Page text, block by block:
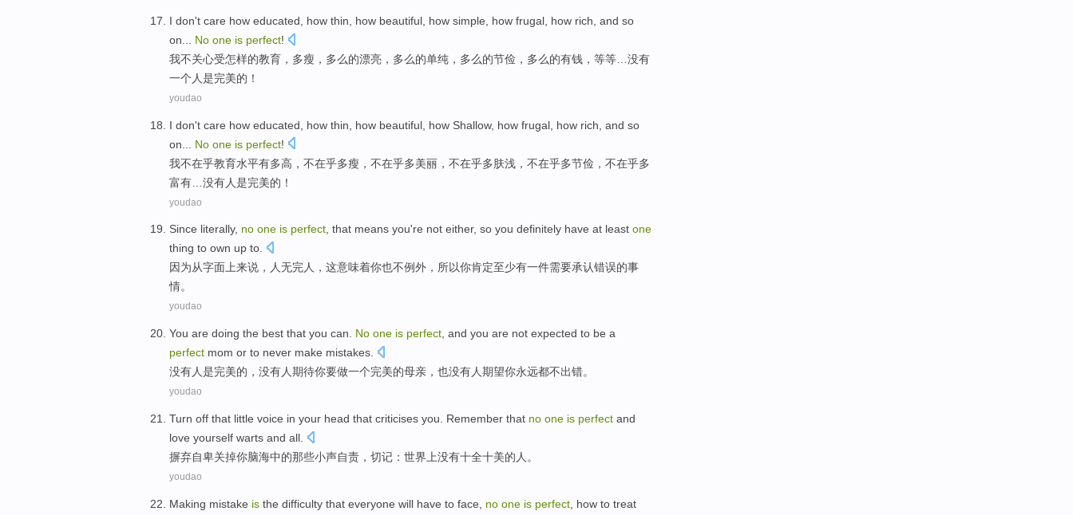
I don't care how educated how thin how beautiful , how simple , how frugal , how rich , and so
on
No one is perfect!
我不关心受怎样的教育 ， 多瘦 ， 多么的漂亮 ，多么的单纯 ，多么的节俭 ，多么的有钱 ， 等等
没有
一个人是完美的 ！
youdao
I don't care how educated how thin how beautiful , how Shallow, how frugal , how rich , and so
on... No one is perfect!
我不在乎教育水平有多高，不在乎多瘦 ，不在乎多美丽 ，不在乎多肤浅 ，不在乎多节俭 ，不在乎多
富有 …没有人是完美的！
youdao
Since literally, no one is perfect, that means you're not either, so you definitely have at least one
thing to own up to.
因为从字面上来说 ， 人无完人 ， 这意味着你也不例外 ， 所以你肯定至少有一件需要承认错误的事
情。
youdao
You are doing the best that you can. No one is perfect , and you are not expected to be a
perfect mom or to never make mistakes
没有人是完美的 ，没有人期待你要做一个完美的母亲 ，也没有人期望你永远都不出错。
youdao
Turn off that little voice in your head that criticises you. Remember that no one is perfect and
love yourself warts and all.
摒弃自卑关掉你脑海中的那些小声自责， 切记 ：世界上没有十全十美的人。
youdao
Making mistake is the difficulty that everyone will have to face no one is perfect how to treat